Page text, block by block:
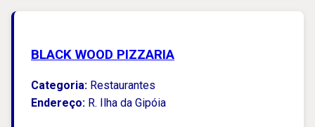
BLACK WOOD PIZZARIA
Categoria: Restaurantes
Endereço: R. Ilha da Gipóia